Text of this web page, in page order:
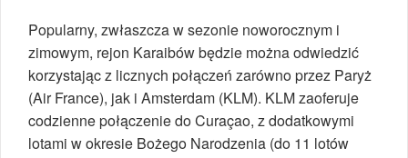
Popularny, zwłaszcza w sezonie noworocznym i
zimowym, rejon Karaibów będzie można odwiedzić
korzystając z licznych połączeń zarówno przez Paryż
(Air France), jak i Amsterdam (KLM). KLM zaoferuje
codzienne połączenie do Curaçao, z dodatkowymi
lotami w okresie Bożego Narodzenia (do 11 lotów